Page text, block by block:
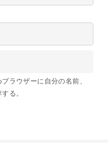
ラウザーに自分の名前、
る。